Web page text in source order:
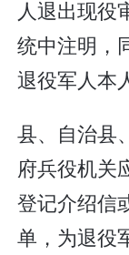
人退出现役
统中注明，
退役军人本
县、自治县
府兵役机关
登记介绍信
单，为退役